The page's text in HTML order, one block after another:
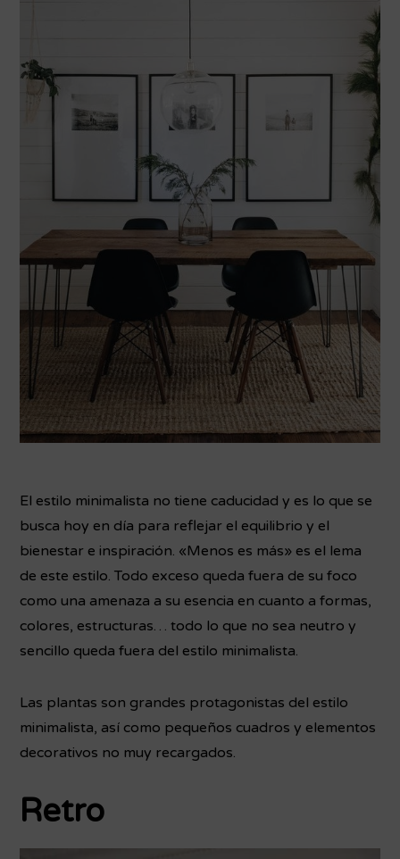
El estilo minimalista no tiene caducidad y es lo que se
busca hoy en día para reflejar el equilibrio y el
bienestar e inspiración. «Menos es más» es el lema
de este estilo. Todo exceso queda fuera de su foco
como una amenaza a su esencia en cuanto a formas,
colores, estructuras… todo lo que no sea neutro y
sencillo queda fuera del estilo minimalista.
Las plantas son grandes protagonistas del estilo
minimalista, así como pequeños cuadros y elementos
decorativos no muy recargados.
Retro